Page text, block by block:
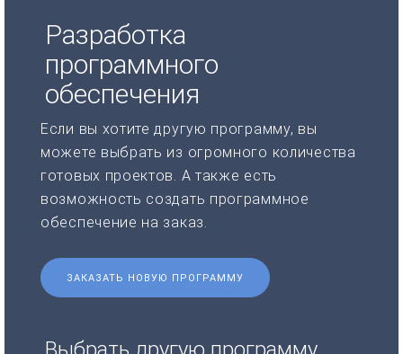
Разработка
программного
обеспечения
Если вы хотите другую программу, вы
можете выбрать из огромного количества
готовых проектов. А также есть
возможность создать программное
обеспечение на заказ.
ЗАКАЗАТЬ НОВУЮ ПРОГРАММУ